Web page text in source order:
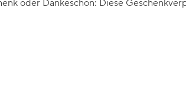
oder Dankeschön: Diese